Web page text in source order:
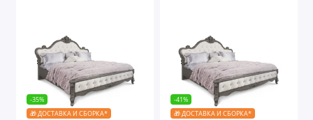
-35%
🎁 ДОСТАВКА И СБОРКА*
-41%
🎁 ДОСТАВКА И СБОРКА*